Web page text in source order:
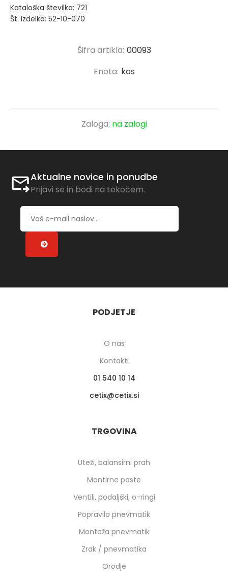
Kataloška številka: 721
Št. Izdelka: 52-10-070
Šifra artikla: 00093
Enota: kos
Zaloga: na zalogi
Aktualne novice in ponudbe
Prijavi se in bodi na tekočem.
PODJETJE
O nas
Kontakti
01 540 10 14
cetix
cetix.si
TRGOVINA
Uteži, balansirni prah
Montirne paste
Ventili, podaljški, o-ringi
Popravilo pnevmatik
Montaža pnevmatik
Zrak / pnevmatika
Orodje